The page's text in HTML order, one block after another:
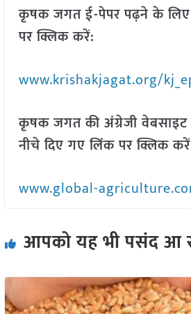
कृषक जगत ई-पेपर पढ़ने के लिए
पर क्लिक करें:
www.krishakjagat.org/
कृषक जगत की अंग्रेजी
नीचे दिए गए लिंक पर क्लिक
www.global-
आपको यह भी पसंद आ